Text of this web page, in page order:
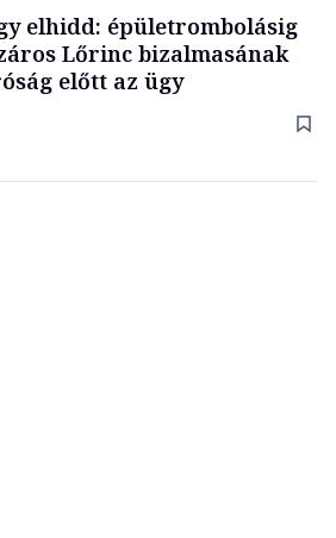
elhidd: épületrombolásig
Lőrinc bizalmasának
előtt az ügy